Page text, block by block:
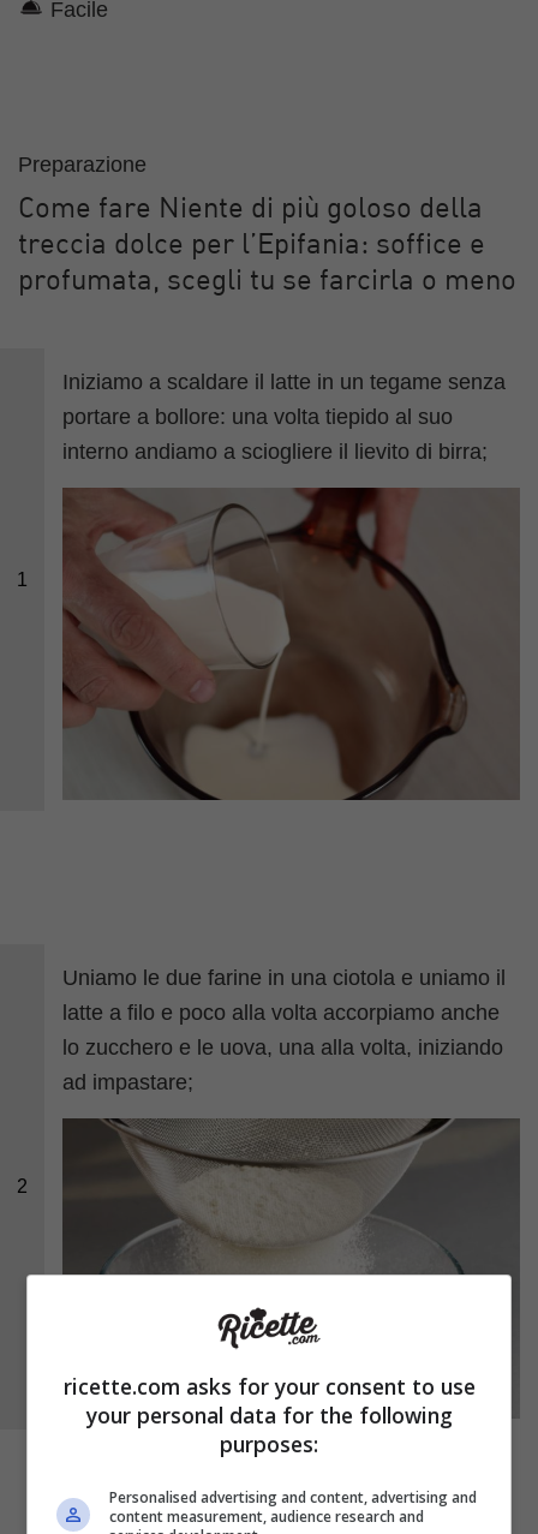
Facile
Preparazione
Come fare Niente di più goloso della
treccia dolce per l’Epifania: soffice e
profumata, scegli tu se farcirla o meno
1
Iniziamo a scaldare il latte in un tegame senza
portare a bollore: una volta tiepido al suo
interno andiamo a sciogliere il lievito di birra;
2
Uniamo le due farine in una ciotola e uniamo il
latte a filo e poco alla volta accorpiamo anche
lo zucchero e le uova, una alla volta, iniziando
ad impastare;
ricette.com asks for your consent to use
your personal data for the following
purposes:
Personalised advertising and content, advertising and
content measurement, audience research and